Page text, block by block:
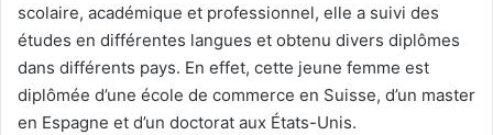
scolaire, académique et professionnel, elle a suivi des
études en différentes langues et obtenu divers diplômes
dans différents pays. En effet, cette jeune femme est
diplômée d’une école de commerce en Suisse, d’un master
en Espagne et d’un doctorat aux États-Unis.